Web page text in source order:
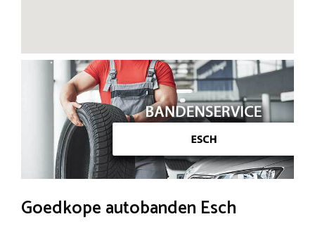
Goedkope autobanden Esch